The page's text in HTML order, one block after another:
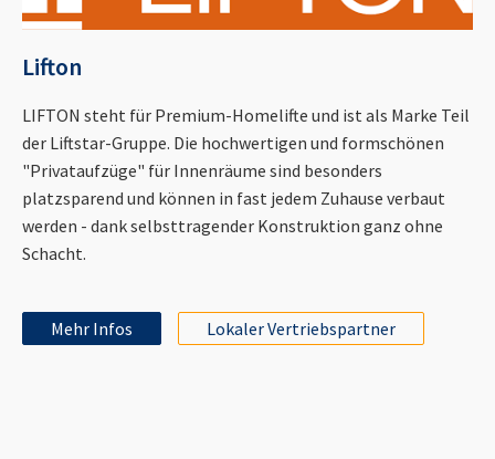
Lifton
LIFTON steht für Premium-Homelifte und ist als Marke Teil
der Liftstar-Gruppe. Die hochwertigen und formschönen
"Privataufzüge" für Innenräume sind besonders
platzsparend und können in fast jedem Zuhause verbaut
werden - dank selbsttragender Konstruktion ganz ohne
Schacht.
Mehr Infos Lokaler Vertriebspartner